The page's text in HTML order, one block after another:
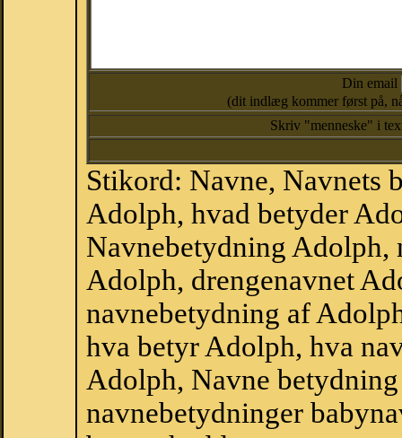
Din email
(dit indlæg kommer først på,
Skriv "menneske" i
Stikord: Navne, Navnets
Adolph, hvad betyder
Navnebetydning Adolph,
Adolph, drengenavnet
navnebetydning af
hva betyr Adolph, hva
Adolph, Navne
navnebetydninger